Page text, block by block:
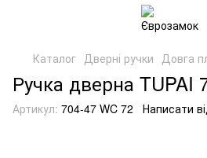
Каталог Дверні ручки Довга
Ручка дверна TUPAI
Артикул: 704-47 WC 72 Написати